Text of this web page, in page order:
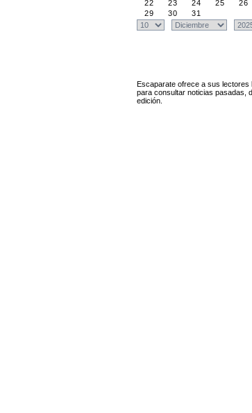
22
23 24 25 26
29
30 31
Escaparate ofrece a sus lectores
para consultar noticias pasadas,
edición.